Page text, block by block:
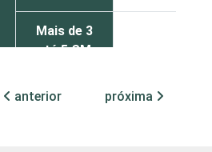
Mais de 3
até 5 SM
Mais de 5
anterior próxima